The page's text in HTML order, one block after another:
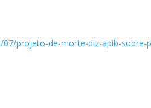
projeto-de-morte-diz-apib-sobre-